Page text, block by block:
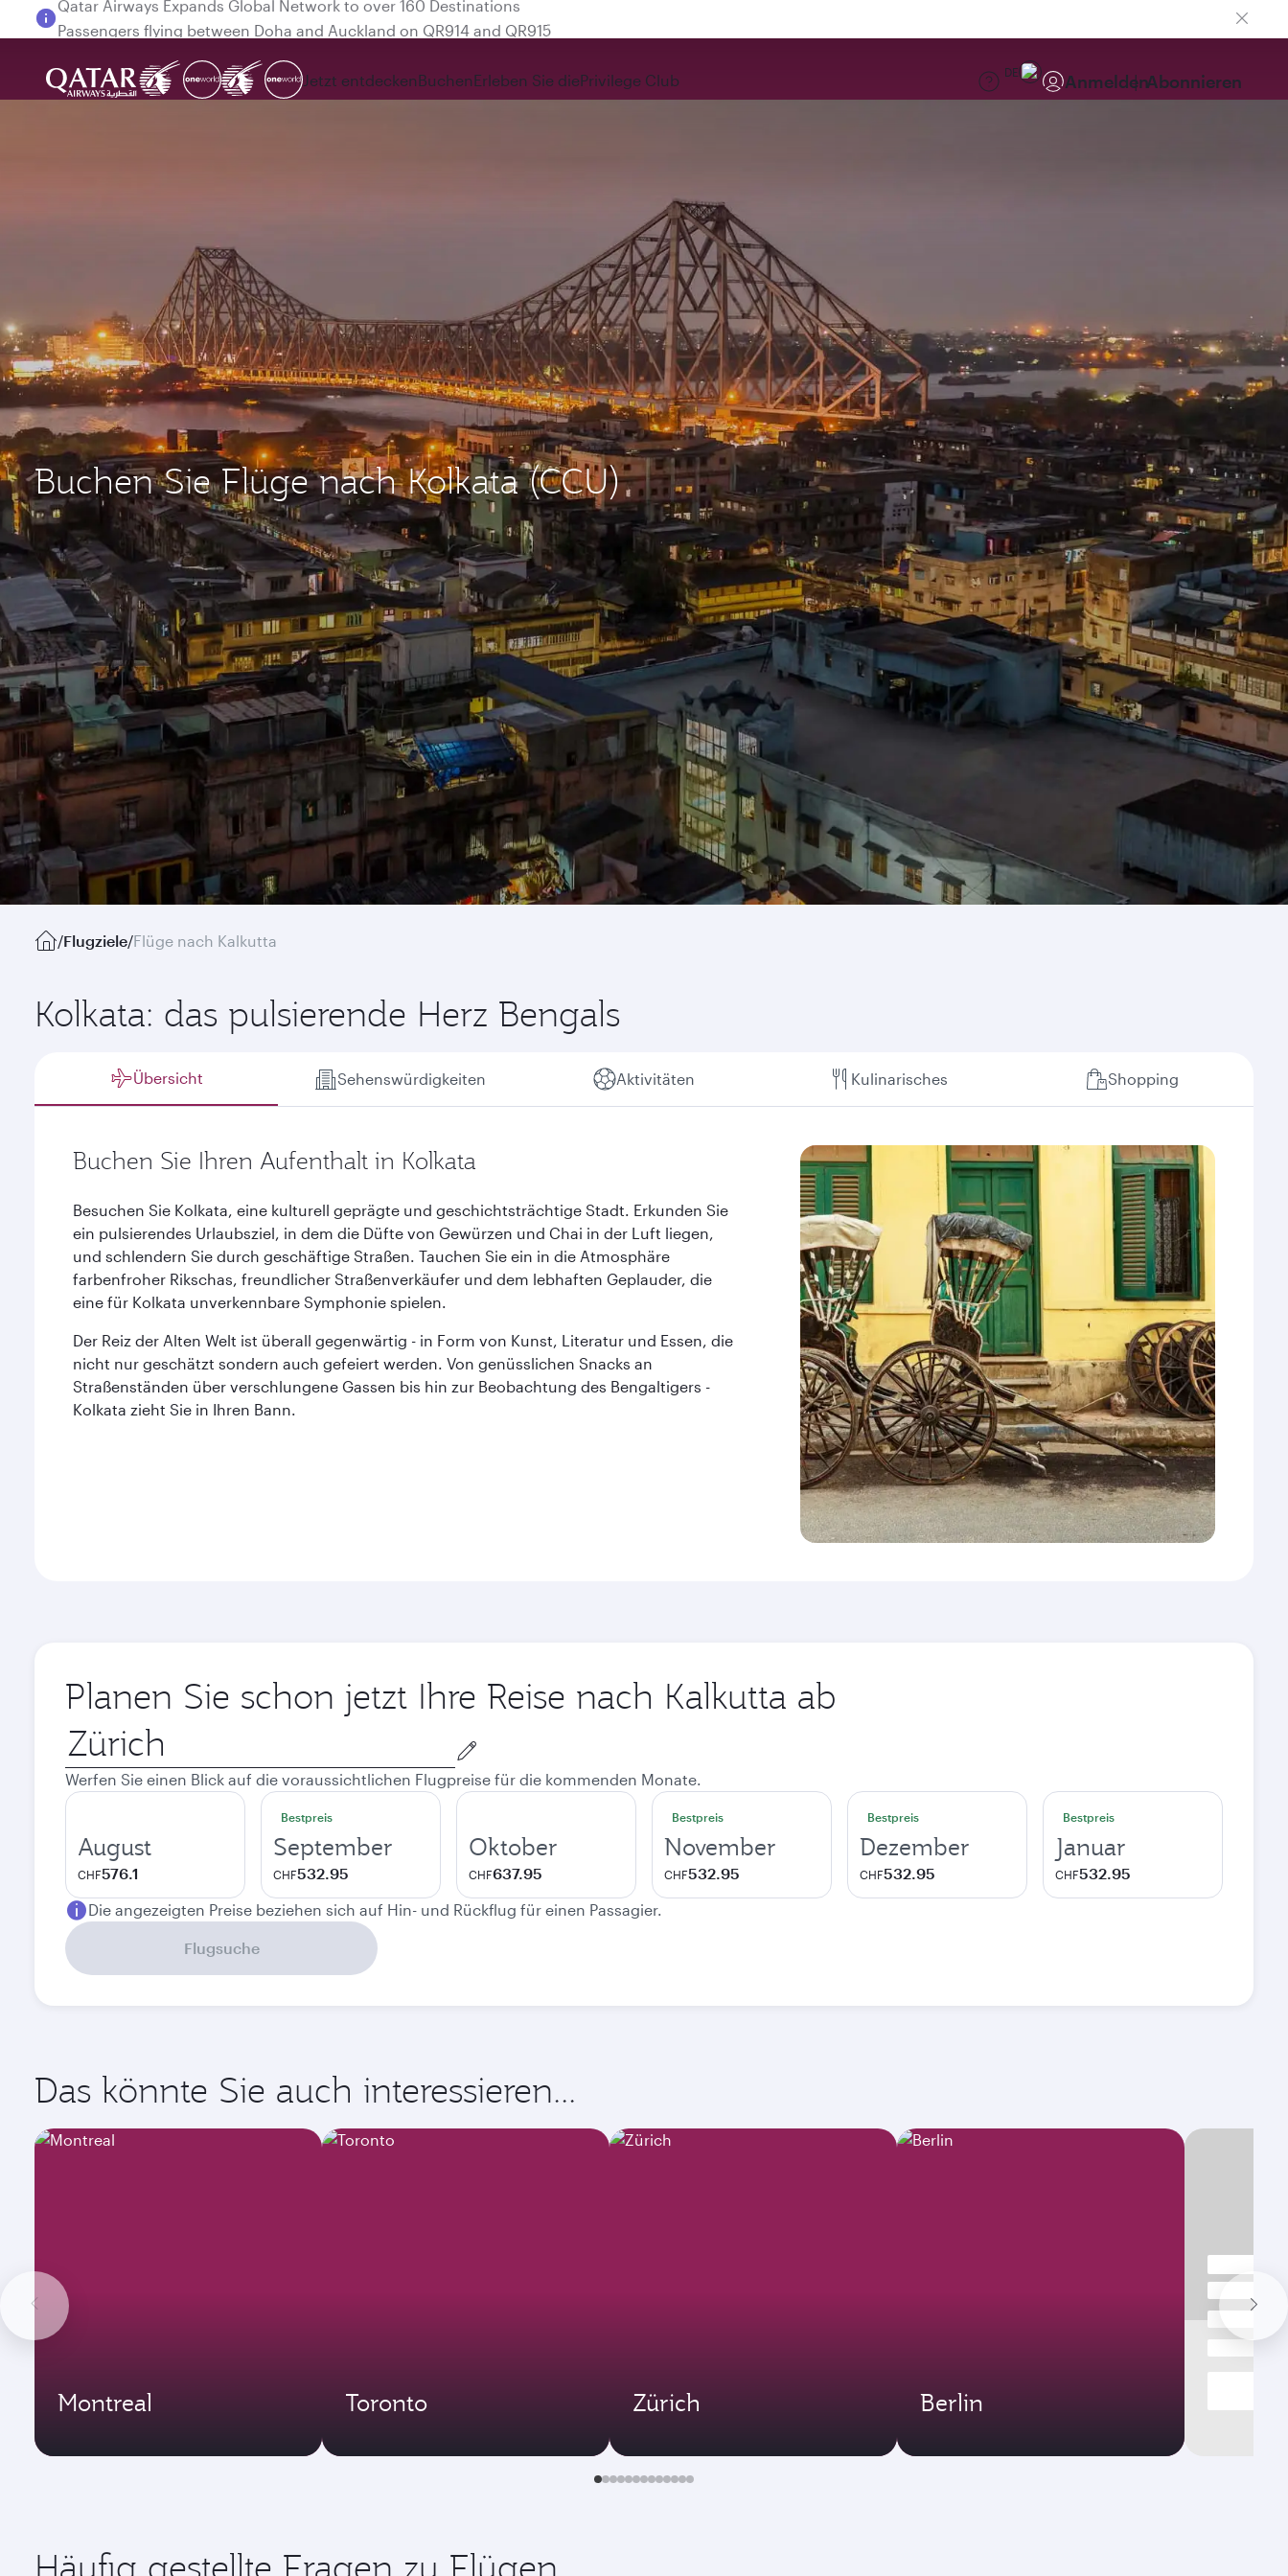
Passengers flying between Doha and Auckland on QR914 and QR915
Jetzt entdeckenBuchenErleben Sie diePrivilege Club DE AnmeldenAbonnieren
Buchen Sie Flüge nach Kolkata (CCU)
/Flugziele/Flüge nach Kalkutta
Kolkata: das pulsierende Herz Bengals
Übersicht Sehenswürdigkeiten Aktivitäten Kulinarisches Shopping
Buchen Sie Ihren Aufenthalt in Kolkata
Besuchen Sie Kolkata, eine kulturell geprägte und geschichtsträchtige Stadt. Erkunden Sie
ein pulsierendes Urlaubsziel, in dem die Düfte von Gewürzen und Chai in der Luft liegen,
und schlendern Sie durch geschäftige Straßen. Tauchen Sie ein in die Atmosphäre
farbenfroher Rikschas, freundlicher Straßenverkäufer und dem lebhaften Geplauder, die
eine für Kolkata unverkennbare Symphonie spielen.
Der Reiz der Alten Welt ist überall gegenwärtig - in Form von Kunst, Literatur und Essen, die
nicht nur geschätzt sondern auch gefeiert werden. Von genüsslichen Snacks an
Straßenständen über verschlungene Gassen bis hin zur Beobachtung des Bengaltigers -
Kolkata zieht Sie in Ihren Bann.
Planen Sie schon jetzt Ihre Reise nach Kalkutta ab
Abflugort
Werfen Sie einen Blick auf die voraussichtlichen Flugpreise für die kommenden Monate.
August
CHF576.1
Bestpreis
September
CHF532.95
Oktober
CHF637.95
Bestpreis
November
CHF532.95
Bestpreis
Dezember
CHF532.95
Bestpreis
Januar
CHF532.95
Die angezeigten Preise beziehen sich auf Hin- und Rückflug für einen Passagier.
Flugsuche
Das könnte Sie auch interessieren...
Montreal Toronto Zürich Berlin
Häufig gestellte Fragen zu Flügen